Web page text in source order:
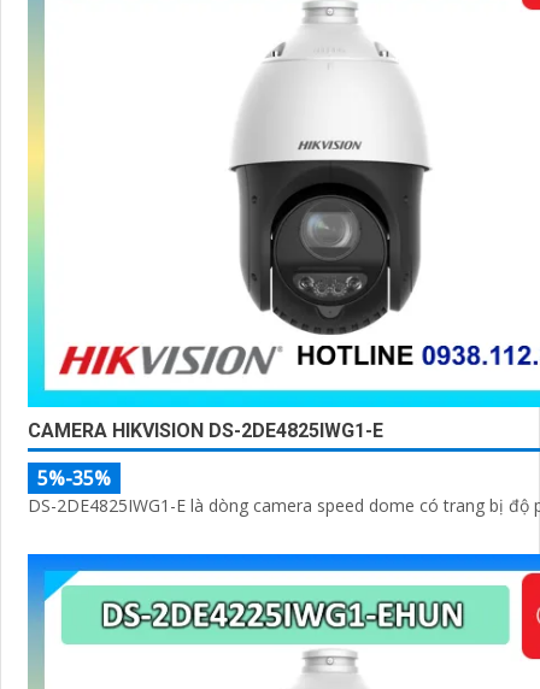
CAMERA HIKVISION DS-2DE4825IWG1-E
5%-35%
DS-2DE4825IWG1-E là dòng camera speed dome có trang bị độ